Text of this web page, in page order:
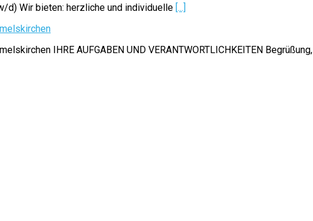
d) Wir bieten: herzliche und individuelle [...]
IHRE AUFGABEN UND VERANTWORTLICHKEITEN Begrüßung,